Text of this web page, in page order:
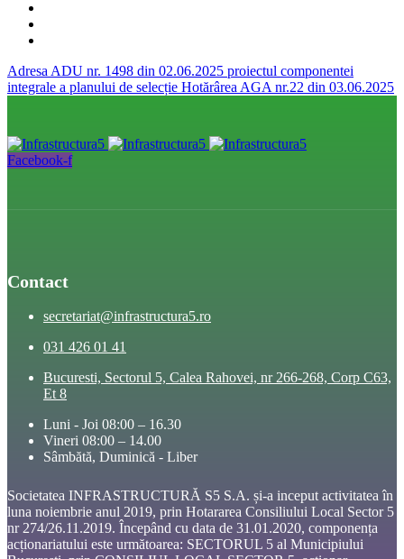
Adresa ADU nr. 1498 din 02.06.2025 proiectul componentei
integrale a planului de selecție Hotărârea AGA nr.22 din 03.06.2025
Facebook-f
Contact
secretariat@infrastructura5.ro
031 426 01 41
Bucuresti, Sectorul 5, Calea Rahovei, nr 266-268, Corp C63,
Et 8
Luni - Joi 08:00 – 16.30
Vineri 08:00 – 14.00
Sâmbătă, Duminică - Liber
Societatea INFRASTRUCTURĂ S5 S.A. și-a inceput activitatea în
luna noiembrie anul 2019, prin Hotararea Consiliului Local Sector 5
nr 274/26.11.2019. Începând cu data de 31.01.2020, componența
acționariatului este următoarea: SECTORUL 5 al Municipiului